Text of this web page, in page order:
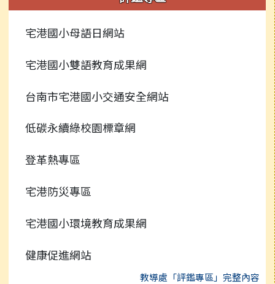
行事曆
捐贈芳名錄
檔案下載
新聞報導
榮譽榜
校園影音
常用連結
檔案下載
行事曆
常用連結
行事曆
校園公告
常用連結
行事曆
宅港國小母語日網站
宅港國小雙語教育成果網
台南市宅港國小交通安全網站
低碳永續綠校園標章網
登革熱專區
宅港防災專區
宅港國小環境教育成果網
健康促進網站
教導處「評鑑專區」完整內容